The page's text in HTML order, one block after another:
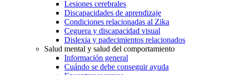
Lesiones cerebrales
Discapacidades de aprendizaje
Condiciones relacionadas al Zika
Ceguera y discapacidad visual
Dislexia y padecimientos relacionados
Salud mental y salud del comportamiento
Información general
Cuándo se debe conseguir ayuda